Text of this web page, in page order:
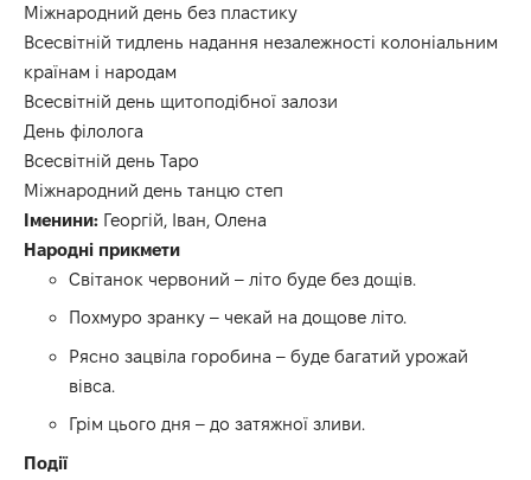
Міжнародний день без пластику
Всесвітній тидлень надання незалежності колоніальним
країнам і народам
Всесвітній день щитоподібної залози
День філолога
Всесвітній день Таро
Міжнародний день танцю степ
Іменини: Георгій, Іван, Олена
Народні прикмети
Світанок червоний – літо буде без дощів.
Похмуро зранку – чекай на дощове літо.
Рясно зацвіла горобина – буде багатий урожай
вівса.
Грім цього дня – до затяжної зливи.
Події